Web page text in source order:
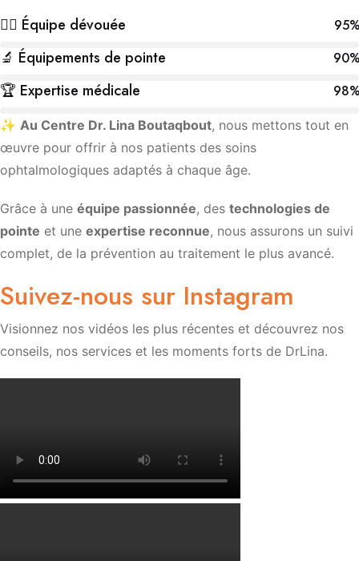
👩‍⚕️ Équipe dévouée
🔬 Équipements de pointe
🏆 Expertise médicale
✨ Au Centre Dr. Lina Boutaqbout, nous mettons tout en
œuvre pour offrir à nos patients des soins
ophtalmologiques adaptés à chaque âge.
Grâce à une équipe passionnée, des technologies de
pointe et une expertise reconnue, nous assurons un suivi
complet, de la prévention au traitement le plus avancé.
Suivez-nous sur Instagram
Visionnez nos vidéos les plus récentes et découvrez nos
conseils, nos services et les moments forts de DrLina.